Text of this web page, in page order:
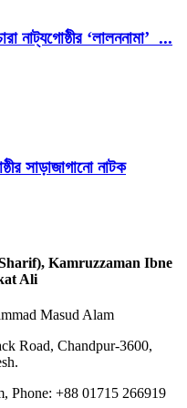
নাট্যগোষ্ঠীর ‘লালননামা’ ...
সাড়াজাগানো নাটক
Kamruzzaman Ibne
Ali
Masud Alam
Road, Chandpur-3600,
Phone: +88 01715 266919